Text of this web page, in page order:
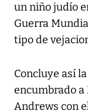
un niño judío
Guerra
tipo de
Concluye así
encumbrado a
Andrews con